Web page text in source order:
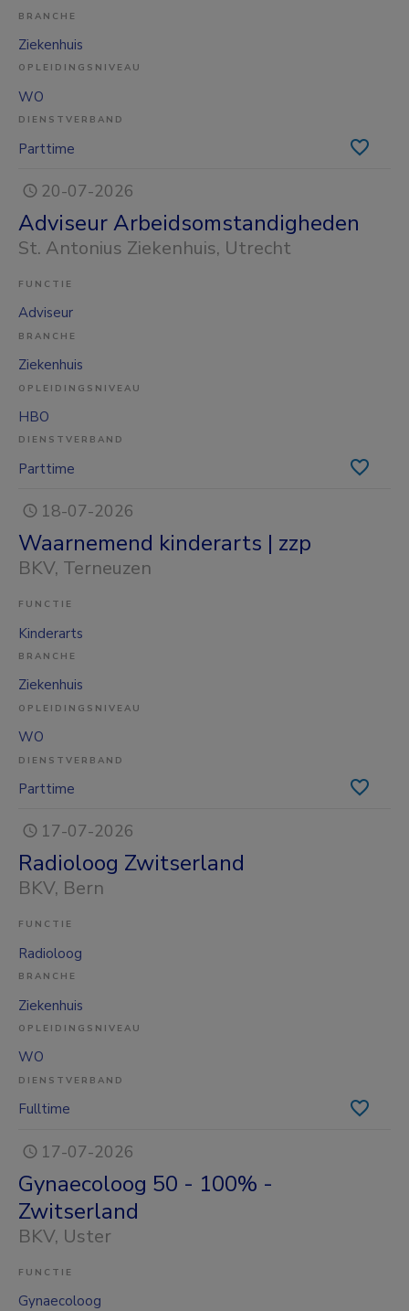
BRANCHE
Ziekenhuis
OPLEIDINGSNIVEAU
WO
DIENSTVERBAND
Parttime
20-07-2026
Adviseur Arbeidsomstandigheden
St. Antonius Ziekenhuis, Utrecht
FUNCTIE
Adviseur
BRANCHE
Ziekenhuis
OPLEIDINGSNIVEAU
HBO
DIENSTVERBAND
Parttime
18-07-2026
Waarnemend kinderarts | zzp
BKV, Terneuzen
FUNCTIE
Kinderarts
BRANCHE
Ziekenhuis
OPLEIDINGSNIVEAU
WO
DIENSTVERBAND
Parttime
17-07-2026
Radioloog Zwitserland
BKV, Bern
FUNCTIE
Radioloog
BRANCHE
Ziekenhuis
OPLEIDINGSNIVEAU
WO
DIENSTVERBAND
Fulltime
17-07-2026
Gynaecoloog 50 - 100% -
Zwitserland
BKV, Uster
FUNCTIE
Gynaecoloog